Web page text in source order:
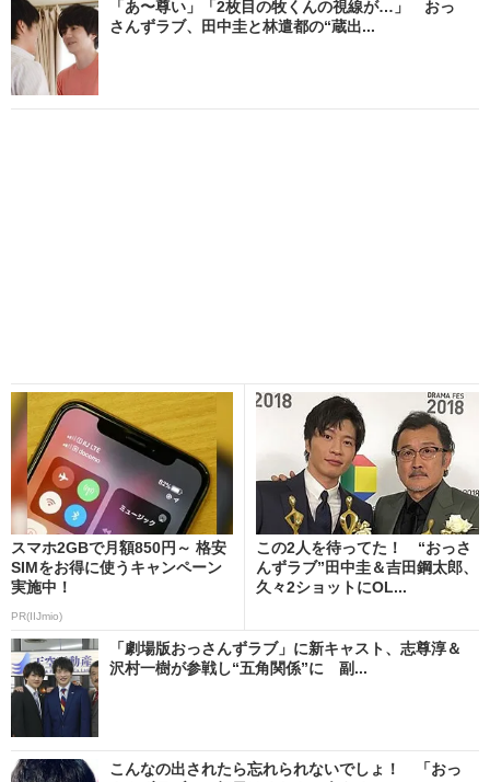
「あ〜尊い」「2枚目の牧くんの視線が…」 おっ
さんずラブ、田中圭と林遣都の“蔵出...
スマホ2GBで月額850円～ 格安
SIMをお得に使うキャンペーン
実施中！
PR(IIJmio)
この2人を待ってた！ “おっさ
んずラブ”田中圭＆吉田鋼太郎、
久々2ショットにOL...
「劇場版おっさんずラブ」に新キャスト、志尊淳＆
沢村一樹が参戦し“五角関係”に 副...
こんなの出されたら忘れられないでしょ！ 「おっ